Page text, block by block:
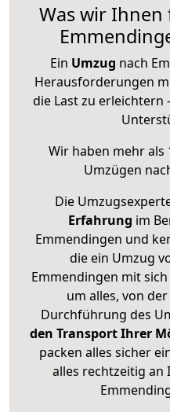
Was wir
Ein Umzug nach
Herausforderungen
die Last zu erleichtern
Wir haben mehr als
Umzügen
Die
Erfahrung im
Emmendingen und
die ein Umzug
Emmendingen mit
um alles, von
Durchführung des
den Transport Ihrer
packen alles sicher
alles rechtzeitig an